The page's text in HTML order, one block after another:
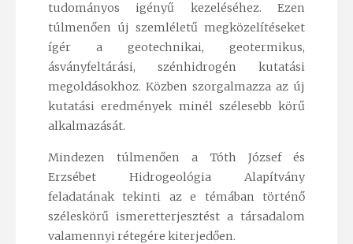
tudományos igényű kezeléséhez. Ezen
túlmenően új szemléletű megközelítéseket
ígér a geotechnikai, geotermikus,
ásványfeltárási, szénhidrogén kutatási
megoldásokhoz. Közben szorgalmazza az új
kutatási eredmények minél szélesebb körű
alkalmazását.
Mindezen túlmenően a Tóth József és
Erzsébet Hidrogeológia Alapítvány
feladatának tekinti az e témában történő
széleskörű ismeretterjesztést a társadalom
valamennyi rétegére kiterjedően.